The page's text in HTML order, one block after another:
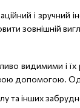
і
зовнішній
видимими і
допомогою.
та інших